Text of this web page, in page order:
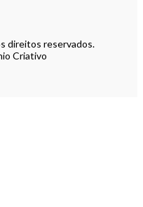
direitos reservados.
Criativo